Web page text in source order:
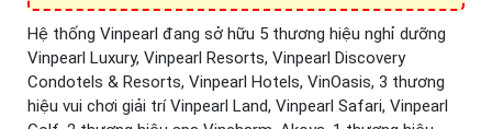
Hệ thống Vinpearl đang sở hữu 5 thương hiệu nghỉ dưỡng
Vinpearl Luxury, Vinpearl Resorts, Vinpearl Discovery
Condotels & Resorts, Vinpearl Hotels, VinOasis, 3 thương
hiệu vui chơi giải trí Vinpearl Land, Vinpearl Safari, Vinpearl